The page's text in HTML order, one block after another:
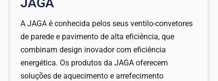
A JAGA é conhecida pelos seus ventilo-convetores
de parede e pavimento de alta eficiência, que
combinam design inovador com eficiência
energética. Os produtos da JAGA oferecem
soluções de aquecimento e arrefecimento